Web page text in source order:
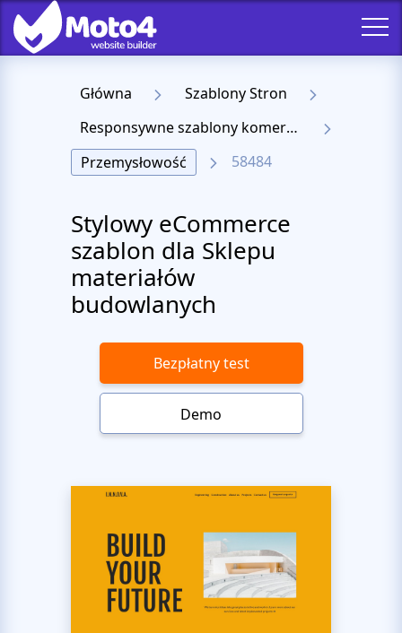
Główna
Szablony Stron
Responsywne szablony komercyjne
Przemysłowość
58484
Stylowy eCommerce
szablon dla Sklepu
materiałów
budowlanych
Bezpłatny test
Demo